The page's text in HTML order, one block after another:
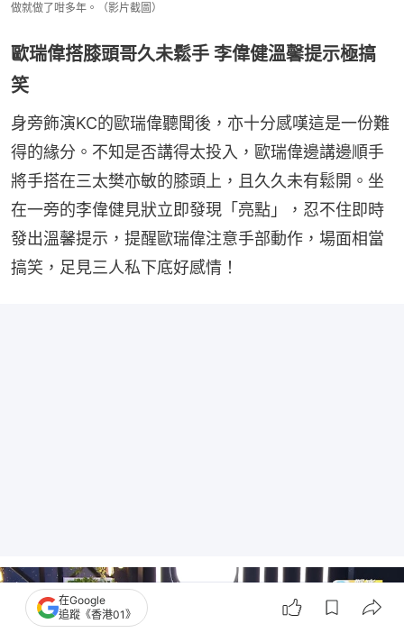
做就做了咁多年。（影片截圖）
歐瑞偉搭膝頭哥久未鬆手 李偉健溫馨提示極搞
笑
身旁飾演KC的歐瑞偉聽聞後，亦十分感嘆這是一份難
得的緣分。不知是否講得太投入，歐瑞偉邊講邊順手
將手搭在三太樊亦敏的膝頭上，且久久未有鬆開。坐
在一旁的李偉健見狀立即發現「亮點」，忍不住即時
發出溫馨提示，提醒歐瑞偉注意手部動作，場面相當
搞笑，足見三人私下底好感情！
在Google
追蹤《香港01》